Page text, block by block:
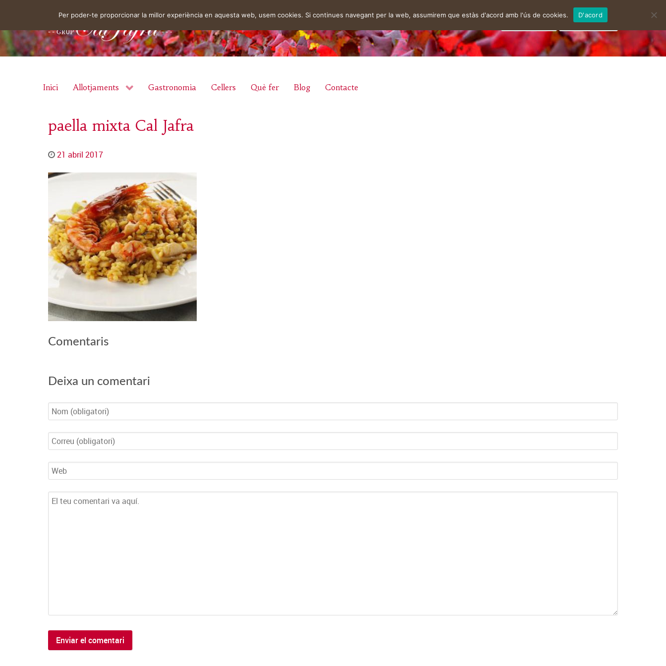
instagram
Inici Allotjaments Gastronomia Cellers Què fer Blog Contacte
paella mixta Cal Jafra
21 abril 2017
Comentaris
Deixa un comentari
Per poder-te proporcionar la millor experiència en aquesta web, usem cookies. Si continues navegant per la web, assumirem que estàs d'acord amb l'ús de cookies. D'acord